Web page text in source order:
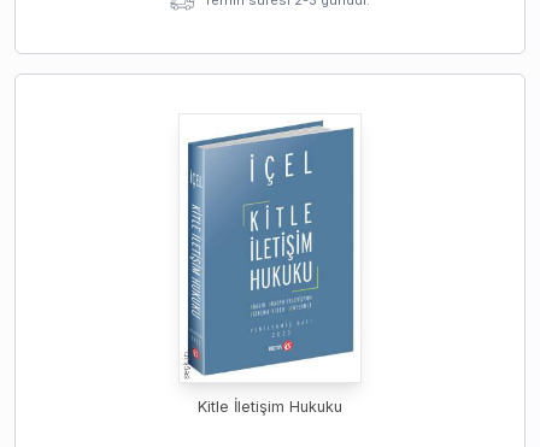
Kitle İletişim Hukuku